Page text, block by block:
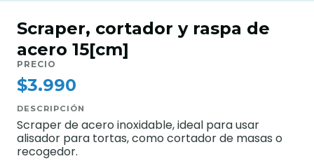
Scraper, cortador y raspa de
acero 15[cm]
PRECIO
$3.990
DESCRIPCIÓN
Scraper de acero inoxidable, ideal para usar
alisador para tortas, como cortador de masas o
recogedor.